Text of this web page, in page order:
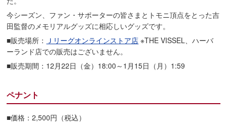
今シーズン、ファン・サポーターの皆さまとトモニ頂点をとった吉
田監督のメモリアルグッズに相応しいグッズです。
■販売場所： Ｊリーグオンラインストア店 ※THE VISSEL、ハーバ
ーランド店での販売はございません。
■販売期間：12月22日（金）18:00～1月15日（月）1:59
ペナント
■価格：2,500円（税込）